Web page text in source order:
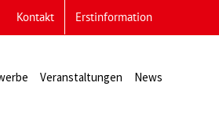
Kontakt Erstinformation
Veranstaltungen News